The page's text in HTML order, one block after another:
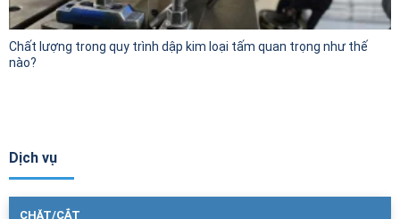
Chất lượng trong quy trình dập kim loại tấm quan trọng như thế
nào?
Dịch vụ
CHẶT/CẮT